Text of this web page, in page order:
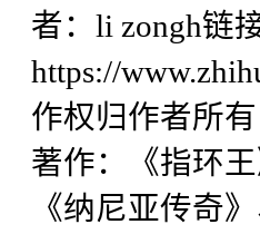
者：li zongh链接
https://
作权归作者所
著作：《指环
《纳尼亚传奇